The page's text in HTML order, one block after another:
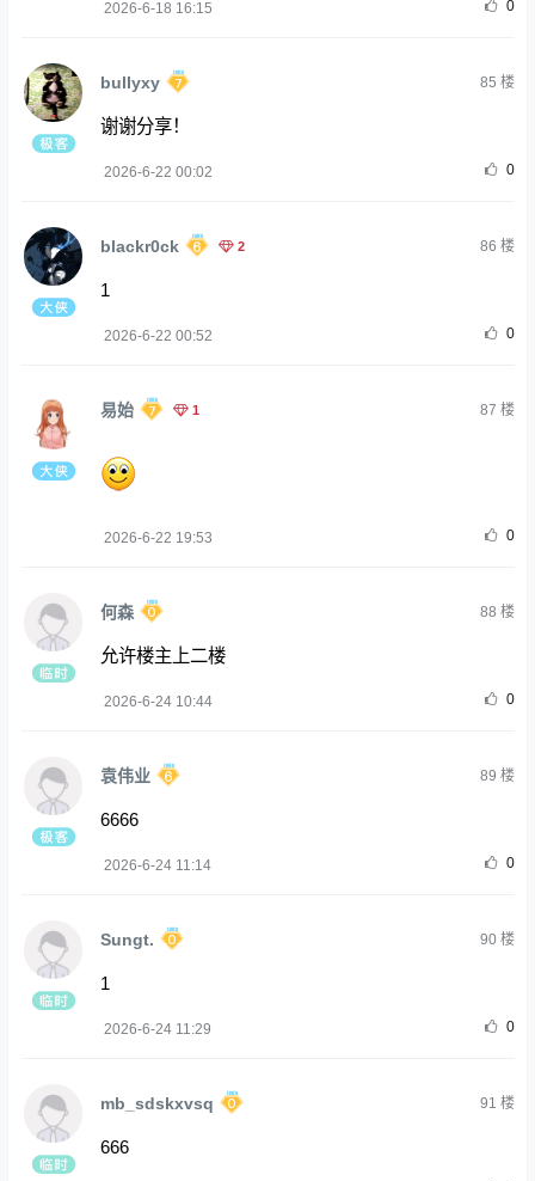
2026-6-18 16:15 0
bullyxy 85 楼
谢谢分享！
2026-6-22 00:02 0
blackr0ck 2 86 楼
1
2026-6-22 00:52 0
易始 1 87 楼
2026-6-22 19:53 0
何森 88 楼
允许楼主上二楼
2026-6-24 10:44 0
袁伟业 89 楼
6666
2026-6-24 11:14 0
Sungt. 90楼
1
2026-6-24 11:29 0
mb_sdskxvsq 91 楼
666